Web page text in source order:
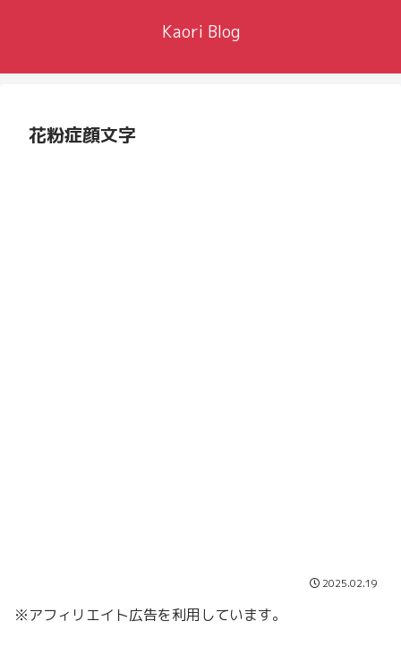
Kaori Blog
花粉症顔文字
2025.02.19
※アフィリエイト広告を利用しています。